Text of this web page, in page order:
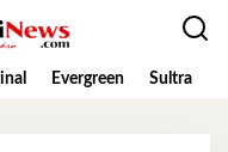
Evergreen Sultra